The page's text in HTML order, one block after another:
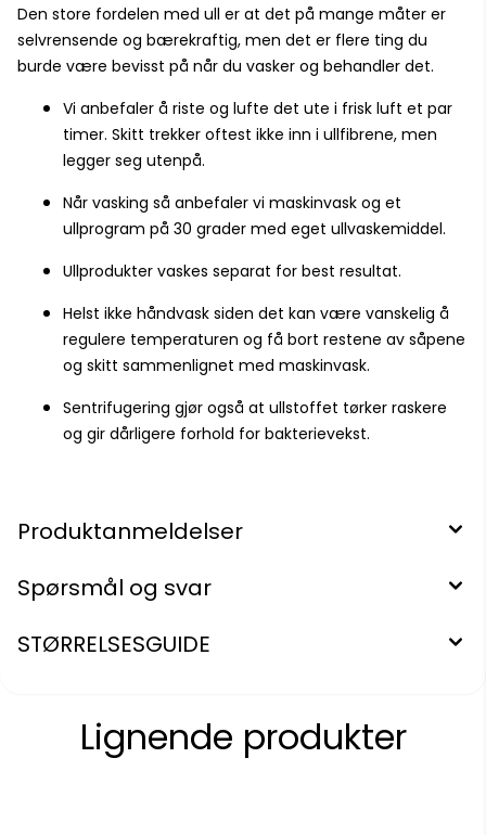
Den store fordelen med ull er at det på mange måter er
selvrensende og bærekraftig, men det er flere ting du
burde være bevisst på når du vasker og behandler det.
Vi anbefaler å riste og lufte det ute i frisk luft et par
timer. Skitt trekker oftest ikke inn i ullfibrene, men
legger seg utenpå.
Når vasking så anbefaler vi maskinvask og et
ullprogram på 30 grader med eget ullvaskemiddel.
Ullprodukter vaskes separat for best resultat.
Helst ikke håndvask siden det kan være vanskelig å
regulere temperaturen og få bort restene av såpene
og skitt sammenlignet med maskinvask.
Sentrifugering gjør også at ullstoffet tørker raskere
og gir dårligere forhold for bakterievekst.
Produktanmeldelser
Spørsmål og svar
STØRRELSESGUIDE
Lignende produkter